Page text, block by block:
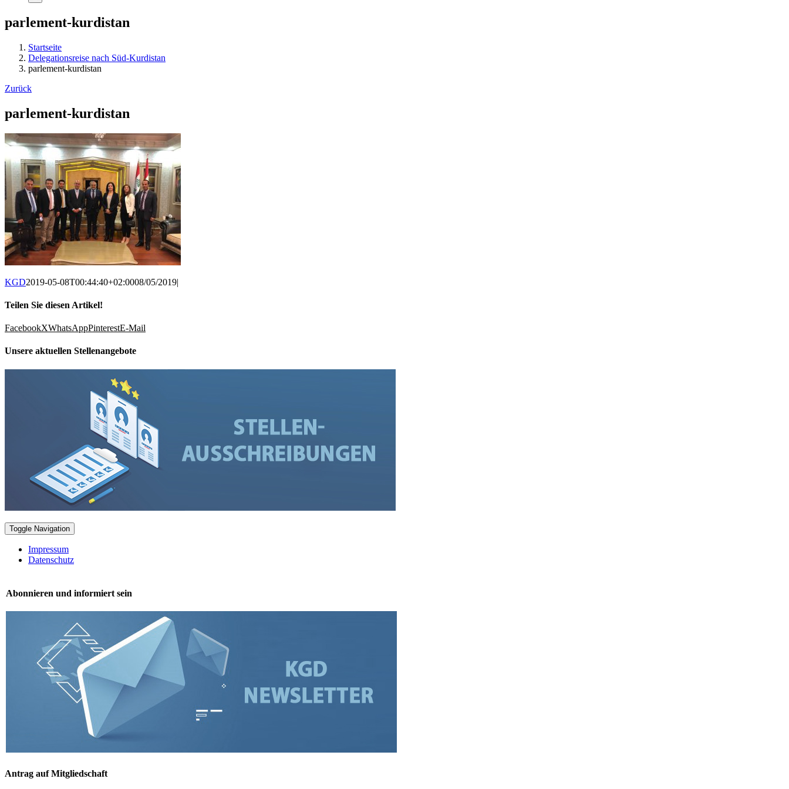
parlement-kurdistan
Startseite
Delegationsreise nach Süd-Kurdistan
parlement-kurdistan
Zurück
parlement-kurdistan
KGD2019-05-08T00:44:40+02:0008/05/2019|
Teilen Sie diesen Artikel!
FacebookXWhatsAppPinterestE-Mail
Unsere aktuellen Stellenangebote
Toggle Navigation
Impressum
Datenschutz
Abonnieren und informiert sein
Antrag auf Mitgliedschaft